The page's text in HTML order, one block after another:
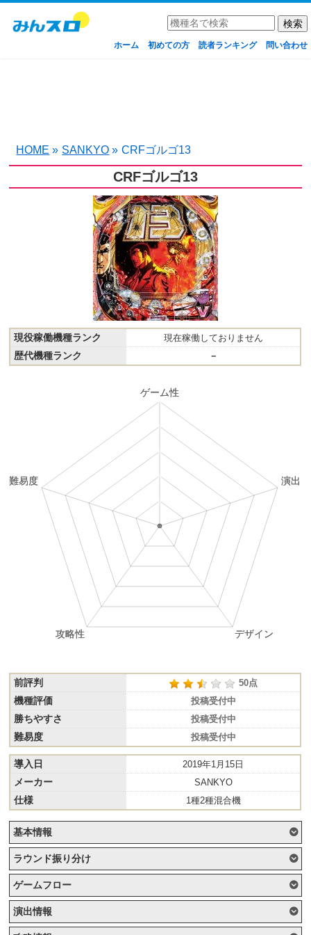
ホーム 初めての方 読者ランキング 問い合わせ
HOME » SANKYO » CRFゴルゴ13
CRFゴルゴ13
現役稼働機種ランク 現在稼働しておりません
歴代機種ランク －
前評判 50点
機種評価 投稿受付中
勝ちやすさ 投稿受付中
難易度 投稿受付中
導入日 2019年1月15日
メーカー SANKYO
仕様 1種2種混合機
基本情報
ラウンド振り分け
ゲームフロー
演出情報